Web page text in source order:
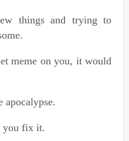
things and trying to
meme on you, it would
apocalypse.
you fix it.